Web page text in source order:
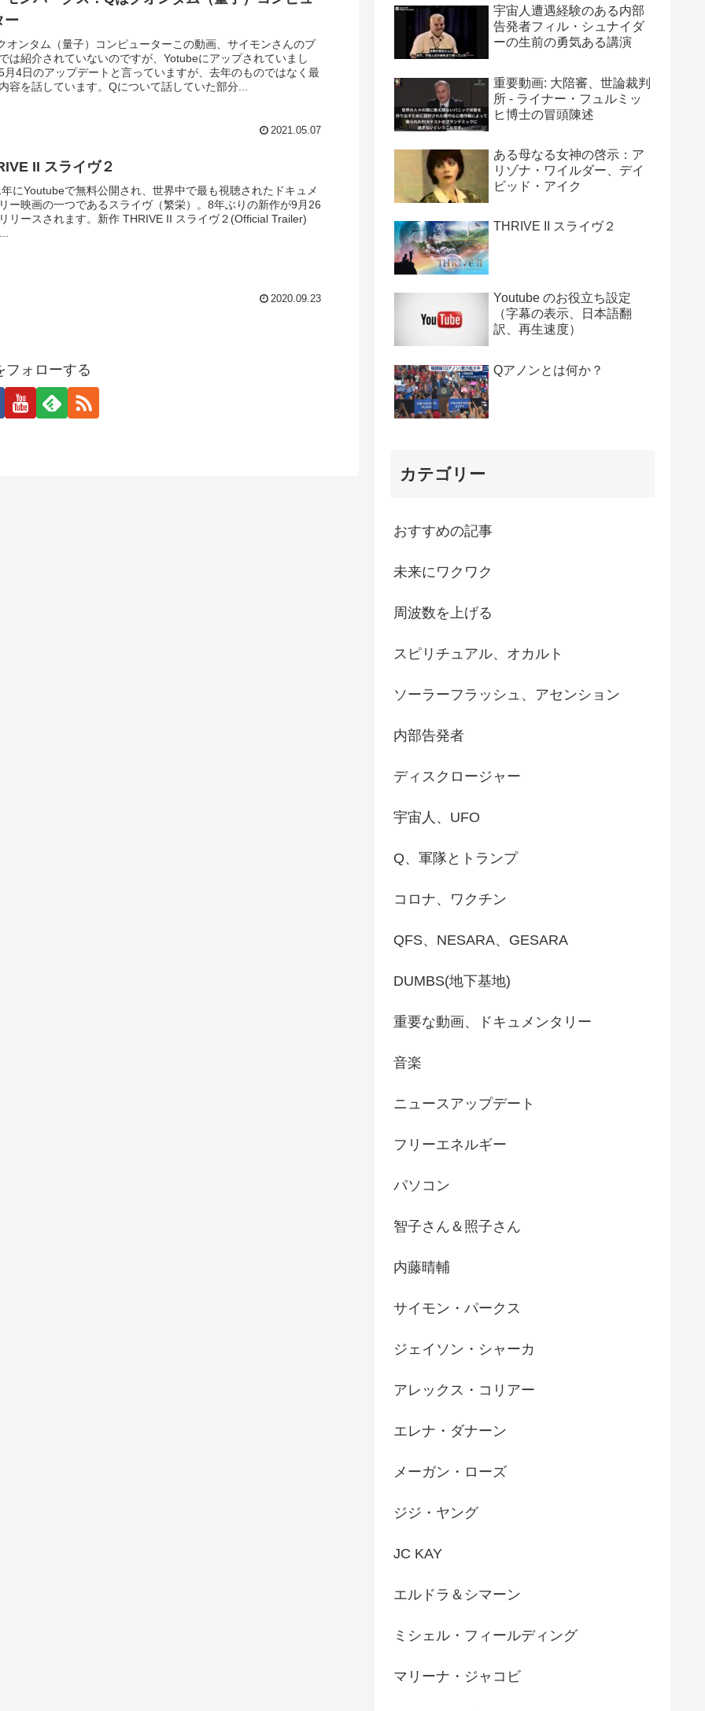
ー
オンタム（量子）コンピューターこの動画、サイモンさんのブ
は紹介されていないのですが、Yotubeにアップされていまし
月4日のアップデートと言っていますが、去年のものではなく最
容を話しています。Qについて話していた部分...
2021.05.07
II スライヴ２
にYoutubeで無料公開され、世界中で最も視聴されたドキュメ
ー映画の一つであるスライヴ（繁栄）。8年ぶりの新作が9月26
リースされます。新作 THRIVE II スライヴ２(Official Trailer)
2020.09.23
フォローする
宇宙人遭遇経験のある内部
告発者フィル・シュナイダ
ーの生前の勇気ある講演
重要動画: 大陪審、世論裁判
所 - ライナー・フュルミッ
ヒ博士の冒頭陳述
ある母なる女神の啓示：ア
リゾナ・ワイルダー、デイ
ビッド・アイク
THRIVE II スライヴ２
Youtube のお役立ち設定
（字幕の表示、日本語翻
訳、再生速度）
Qアノンとは何か？
カテゴリー
おすすめの記事
未来にワクワク
周波数を上げる
スピリチュアル、オカルト
ソーラーフラッシュ、アセンション
内部告発者
ディスクロージャー
宇宙人、UFO
Q、軍隊とトランプ
コロナ、ワクチン
QFS、NESARA、GESARA
DUMBS(地下基地)
重要な動画、ドキュメンタリー
音楽
ニュースアップデート
フリーエネルギー
パソコン
智子さん＆照子さん
内藤晴輔
サイモン・パークス
ジェイソン・シャーカ
アレックス・コリアー
エレナ・ダナーン
メーガン・ローズ
ジジ・ヤング
JC KAY
エルドラ＆シマーン
ミシェル・フィールディング
マリーナ・ジャコビ